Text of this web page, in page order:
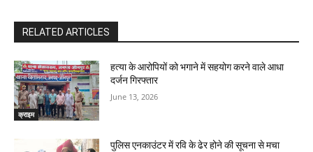
RELATED ARTICLES
क्राइम
हत्या के आरोपियों को भगाने में सहयोग करने वाले आधा
दर्जन गिरफ्तार
June 13, 2026
पुलिस एनकाउंटर में रवि के ढेर होने की सूचना से मचा